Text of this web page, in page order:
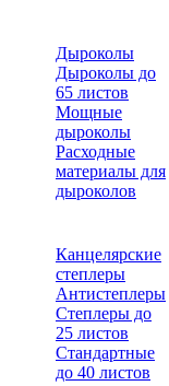
Дыроколы
Дыроколы до
65 листов
Мощные
дыроколы
Расходные
материалы для
дыроколов
Канцелярские
степлеры
Антистеплеры
Степлеры до
25 листов
Стандартные
до 40 листов